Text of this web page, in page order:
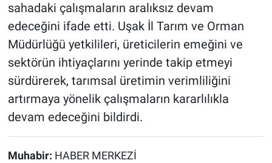
sahadaki çalışmaların aralıksız devam
edeceğini ifade etti. Uşak İl Tarım ve Orman
Müdürlüğü yetkilileri, üreticilerin emeğini ve
sektörün ihtiyaçlarını yerinde takip etmeyi
sürdürerek, tarımsal üretimin verimliliğini
artırmaya yönelik çalışmaların kararlılıkla
devam edeceğini bildirdi.
Muhabir: HABER MERKEZİ